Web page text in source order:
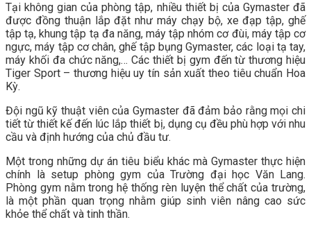
Tại không gian của phòng tập, nhiều thiết bị của Gymaster đã
được đồng thuận lắp đặt như máy chạy bộ, xe đạp tập, ghế
tập tạ, khung tập tạ đa năng, máy tập nhóm cơ đùi, máy tập cơ
ngực, máy tập cơ chân, ghế tập bụng Gymaster, các loại tạ tay,
máy khối đa chức năng,… Các thiết bị gym đến từ thương hiệu
Tiger Sport – thương hiệu uy tín sản xuất theo tiêu chuẩn Hoa
Kỳ.
Đội ngũ kỹ thuật viên của Gymaster đã đảm bảo rằng mọi chi
tiết từ thiết kế đến lúc lắp thiết bị, dụng cụ đều phù hợp với nhu
cầu và định hướng của chủ đầu tư.
Một trong những dự án tiêu biểu khác mà Gymaster thực hiện
chính là setup phòng gym của Trường đại học Văn Lang.
Phòng gym nằm trong hệ thống rèn luyện thể chất của trường,
là một phần quan trọng nhằm giúp sinh viên nâng cao sức
khỏe thể chất và tinh thần.